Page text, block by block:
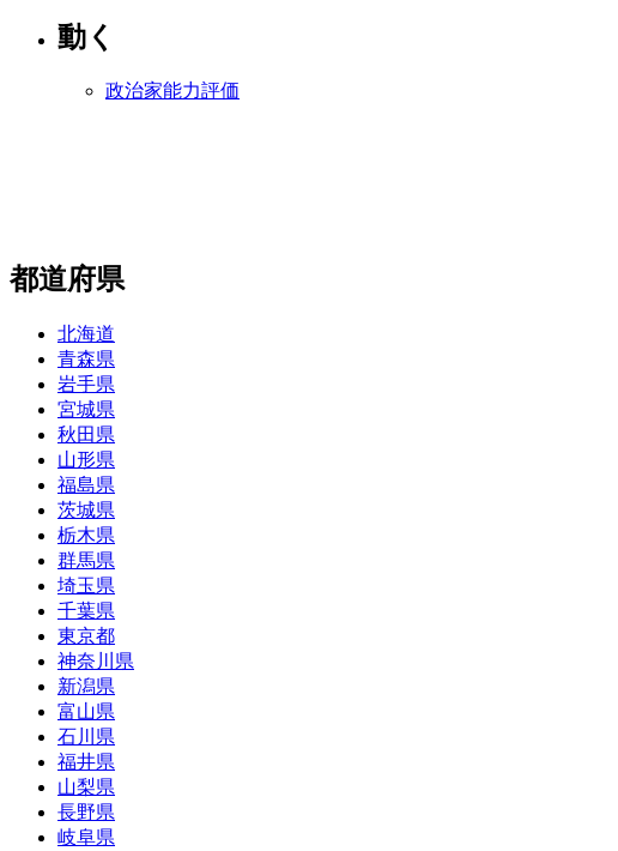
動く
政治家能力評価
都道府県
北海道
青森県
岩手県
宮城県
秋田県
山形県
福島県
茨城県
栃木県
群馬県
埼玉県
千葉県
東京都
神奈川県
新潟県
富山県
石川県
福井県
山梨県
長野県
岐阜県